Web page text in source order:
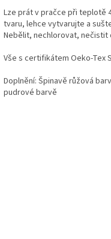
Lze prát v pračce při teplotě
tvaru, lehce vytvarujte a
Nebělit, nechlorovat, nečistit
Vše s certifikátem Oeko-Tex
Doplnění: Špinavě růžová
pudrové barvě